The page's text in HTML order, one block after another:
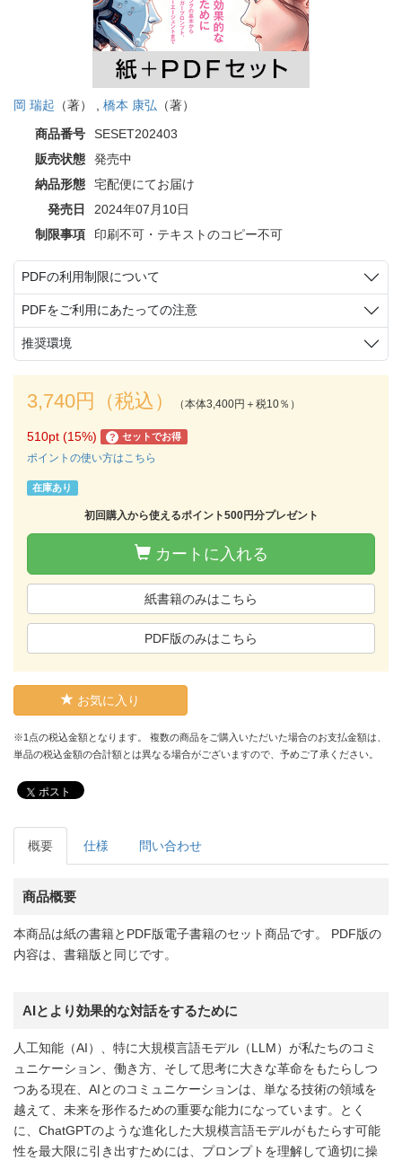
岡 瑞起 （著） , 橋本 康弘 （著）
商品番号
SESET202403
販売状態
発売中
納品形態
宅配便にてお届け
発売日
2024年07月10日
制限事項
印刷不可・テキストのコピー不可
PDFの利用制限について
PDFをご利用にあたっての注意
推奨環境
3,740円（税込） （本体3,400円＋税10％）
510pt (15%) ? セットでお得
ポイントの使い方はこちら
在庫あり
初回購入から使えるポイント500円分プレゼント
カートに入れる
紙書籍のみはこちら
PDF版のみはこちら
お気に入り
※1点の税込金額となります。 複数の商品をご購入いただいた場合のお支払金額は、
単品の税込金額の合計額とは異なる場合がございますので、予めご了承ください。
ポスト
概要 仕様 問い合わせ
商品概要
本商品は紙の書籍とPDF版電子書籍のセット商品です。 PDF版の
内容は、書籍版と同じです。
AIとより効果的な対話をするために
人工知能（AI）、特に大規模言語モデル（LLM）が私たちのコミ
ュニケーション、働き方、そして思考に大きな革命をもたらしつ
つある現在、AIとのコミュニケーションは、単なる技術の領域を
越えて、未来を形作るための重要な能力になっています。とく
に、ChatGPTのような進化した大規模言語モデルがもたらす可能
性を最大限に引き出すためには、プロンプトを理解して適切に操